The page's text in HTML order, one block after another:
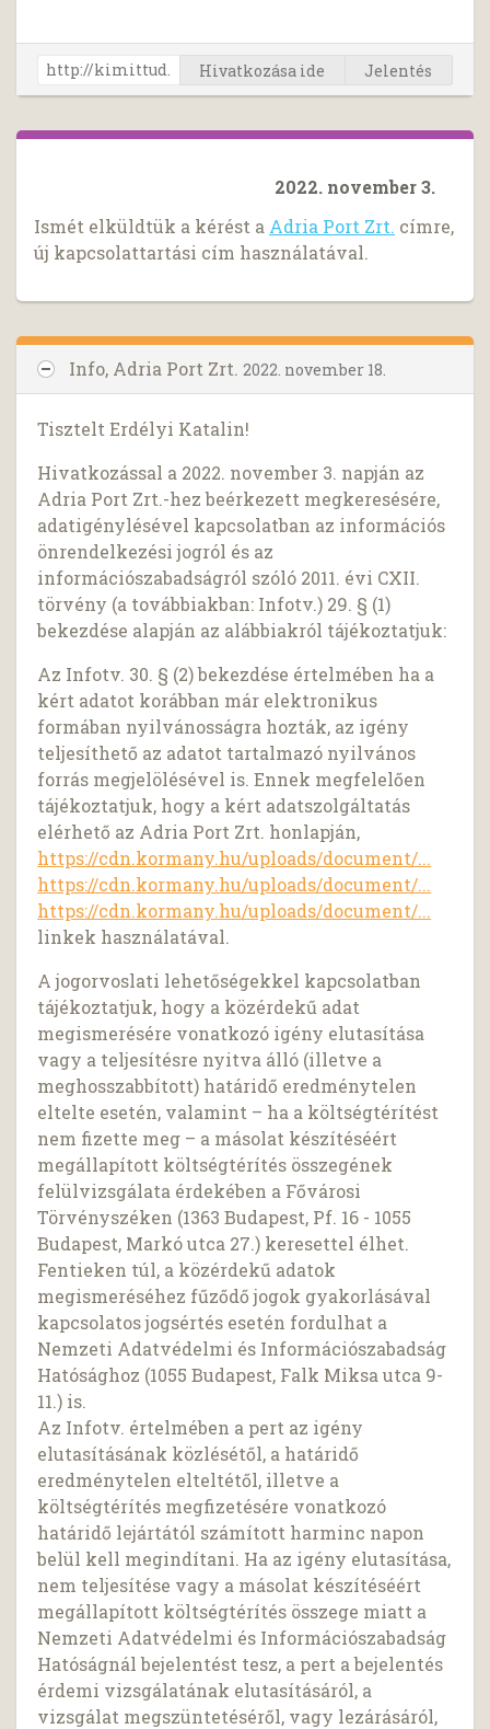
Hivatkozása ide Jelentés
2022. november 3.
Ismét elküldtük a kérést a Adria Port Zrt. címre,
új kapcsolattartási cím használatával.
Info, Adria Port Zrt. 2022. november 18.
Tisztelt Erdélyi Katalin!
Hivatkozással a 2022. november 3. napján az
Adria Port Zrt.-hez beérkezett megkeresésére,
adatigénylésével kapcsolatban az információs
önrendelkezési jogról és az
információszabadságról szóló 2011. évi CXII.
törvény (a továbbiakban: Infotv.) 29. § (1)
bekezdése alapján az alábbiakról tájékoztatjuk:
Az Infotv. 30. § (2) bekezdése értelmében ha a
kért adatot korábban már elektronikus
formában nyilvánosságra hozták, az igény
teljesíthető az adatot tartalmazó nyilvános
forrás megjelölésével is. Ennek megfelelően
tájékoztatjuk, hogy a kért adatszolgáltatás
elérhető az Adria Port Zrt. honlapján,
https://cdn.kormany.hu/uploads/document/...
https://cdn.kormany.hu/uploads/document/...
https://cdn.kormany.hu/uploads/document/...
linkek használatával.
A jogorvoslati lehetőségekkel kapcsolatban
tájékoztatjuk, hogy a közérdekű adat
megismerésére vonatkozó igény elutasítása
vagy a teljesítésre nyitva álló (illetve a
meghosszabbított) határidő eredménytelen
eltelte esetén, valamint – ha a költségtérítést
nem fizette meg – a másolat készítéséért
megállapított költségtérítés összegének
felülvizsgálata érdekében a Fővárosi
Törvényszéken (1363 Budapest, Pf. 16 - 1055
Budapest, Markó utca 27.) keresettel élhet.
Fentieken túl, a közérdekű adatok
megismeréséhez fűződő jogok gyakorlásával
kapcsolatos jogsértés esetén fordulhat a
Nemzeti Adatvédelmi és Információszabadság
Hatósághoz (1055 Budapest, Falk Miksa utca 9-
11.) is.
Az Infotv. értelmében a pert az igény
elutasításának közlésétől, a határidő
eredménytelen elteltétől, illetve a
költségtérítés megfizetésére vonatkozó
határidő lejártától számított harminc napon
belül kell megindítani. Ha az igény elutasítása,
nem teljesítése vagy a másolat készítéséért
megállapított költségtérítés összege miatt a
Nemzeti Adatvédelmi és Információszabadság
Hatóságnál bejelentést tesz, a pert a bejelentés
érdemi vizsgálatának elutasításáról, a
vizsgálat megszüntetéséről, vagy lezárásáról,